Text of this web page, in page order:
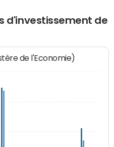
d'investissement de
de l'Economie)